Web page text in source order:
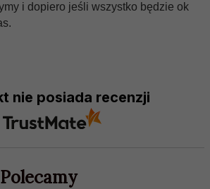
i dopiero jeśli wszystko będzie ok
nie posiada recenzji
Polecamy